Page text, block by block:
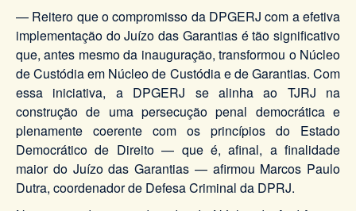
— Reitero que o compromisso da DPGERJ com a efetiva
implementação do Juízo das Garantias é tão significativo
que, antes mesmo da inauguração, transformou o Núcleo
de Custódia em Núcleo de Custódia e de Garantias. Com
essa iniciativa, a DPGERJ se alinha ao TJRJ na
construção de uma persecução penal democrática e
plenamente coerente com os princípios do Estado
Democrático de Direito — que é, afinal, a finalidade
maior do Juízo das Garantias — afirmou Marcos Paulo
Dutra, coordenador de Defesa Criminal da DPRJ.